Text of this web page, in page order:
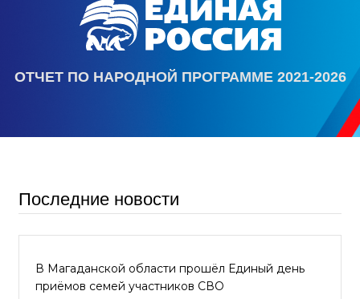
ОТЧЕТ ПО НАРОДНОЙ ПРОГРАММЕ 2021-2026
Последние новости
В Магаданской области прошёл Единый день
приёмов семей участников СВО